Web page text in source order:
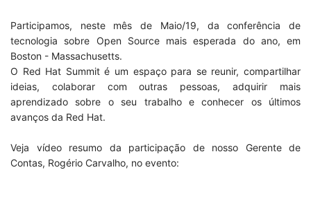
Participamos, neste mês de Maio/19, da conferência de
tecnologia sobre Open Source mais esperada do ano, em
Boston - Massachusetts.
O Red Hat Summité um espaço para se reunir, compartilhar
ideias, colaborar com outras pessoas, adquirir mais
aprendizado sobre o seu trabalho e conhecer os últimos
avanços da Red Hat.
Veja vídeo resumo da participação de nosso Gerente de
Contas, Rogério Carvalho, no evento: